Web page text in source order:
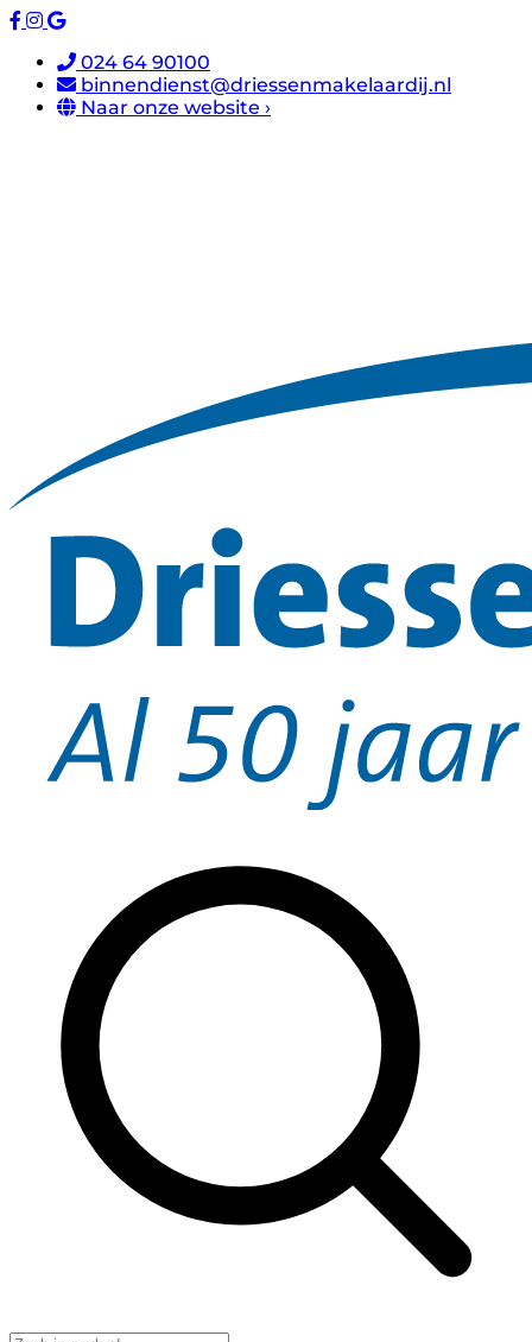
024 64 90100
binnendienst@driessenmakelaardij.nl
Naar onze website ›